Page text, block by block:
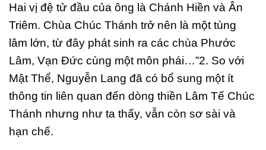
Hai vị đệ tử đầu của ông là Chánh Hiền và Ân
Triêm. Chùa Chúc Thánh trở nên là một tùng
lâm lớn, từ đây phát sinh ra các chùa Phước
Lâm, Vạn Đức cùng một môn phái…”2. So với
Mật Thể, Nguyễn Lang đã có bổ sung một ít
thông tin liên quan đến dòng thiền Lâm Tế Chúc
Thánh nhưng như ta thấy, vẫn còn sơ sài và
hạn chế.